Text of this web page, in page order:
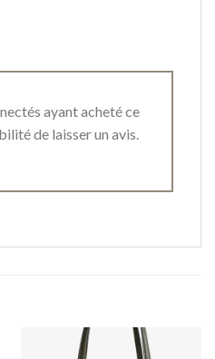
ayant acheté ce
de laisser un avis.